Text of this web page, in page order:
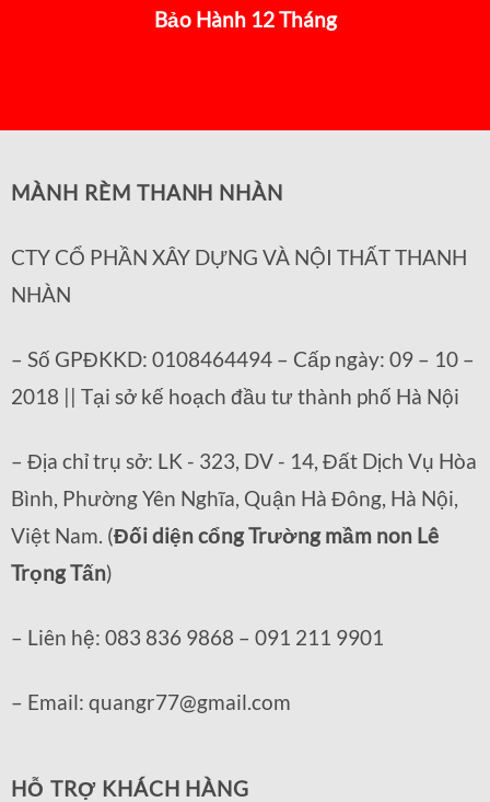
Bảo Hành 12 Tháng
MÀNH RÈM THANH NHÀN
CTY CỔ PHẦN XÂY DỰNG VÀ NỘI THẤT THANH
NHÀN
– Số GPĐKKD: 0108464494 – Cấp ngày: 09 – 10 –
2018 || Tại sở kế hoạch đầu tư thành phố Hà Nội
– Địa chỉ trụ sở: LK - 323, DV - 14, Đất Dịch Vụ Hòa
Bình, Phường Yên Nghĩa, Quận Hà Đông, Hà Nội,
Việt Nam. (Đối diện cổng Trường mầm non Lê
Trọng Tấn)
– Liên hệ: 083 836 9868 – 091 211 9901
– Email: quangr77@gmail.com
HỖ TRỢ KHÁCH HÀNG